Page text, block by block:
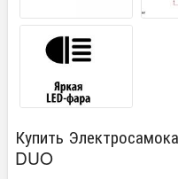
Купить
DUO